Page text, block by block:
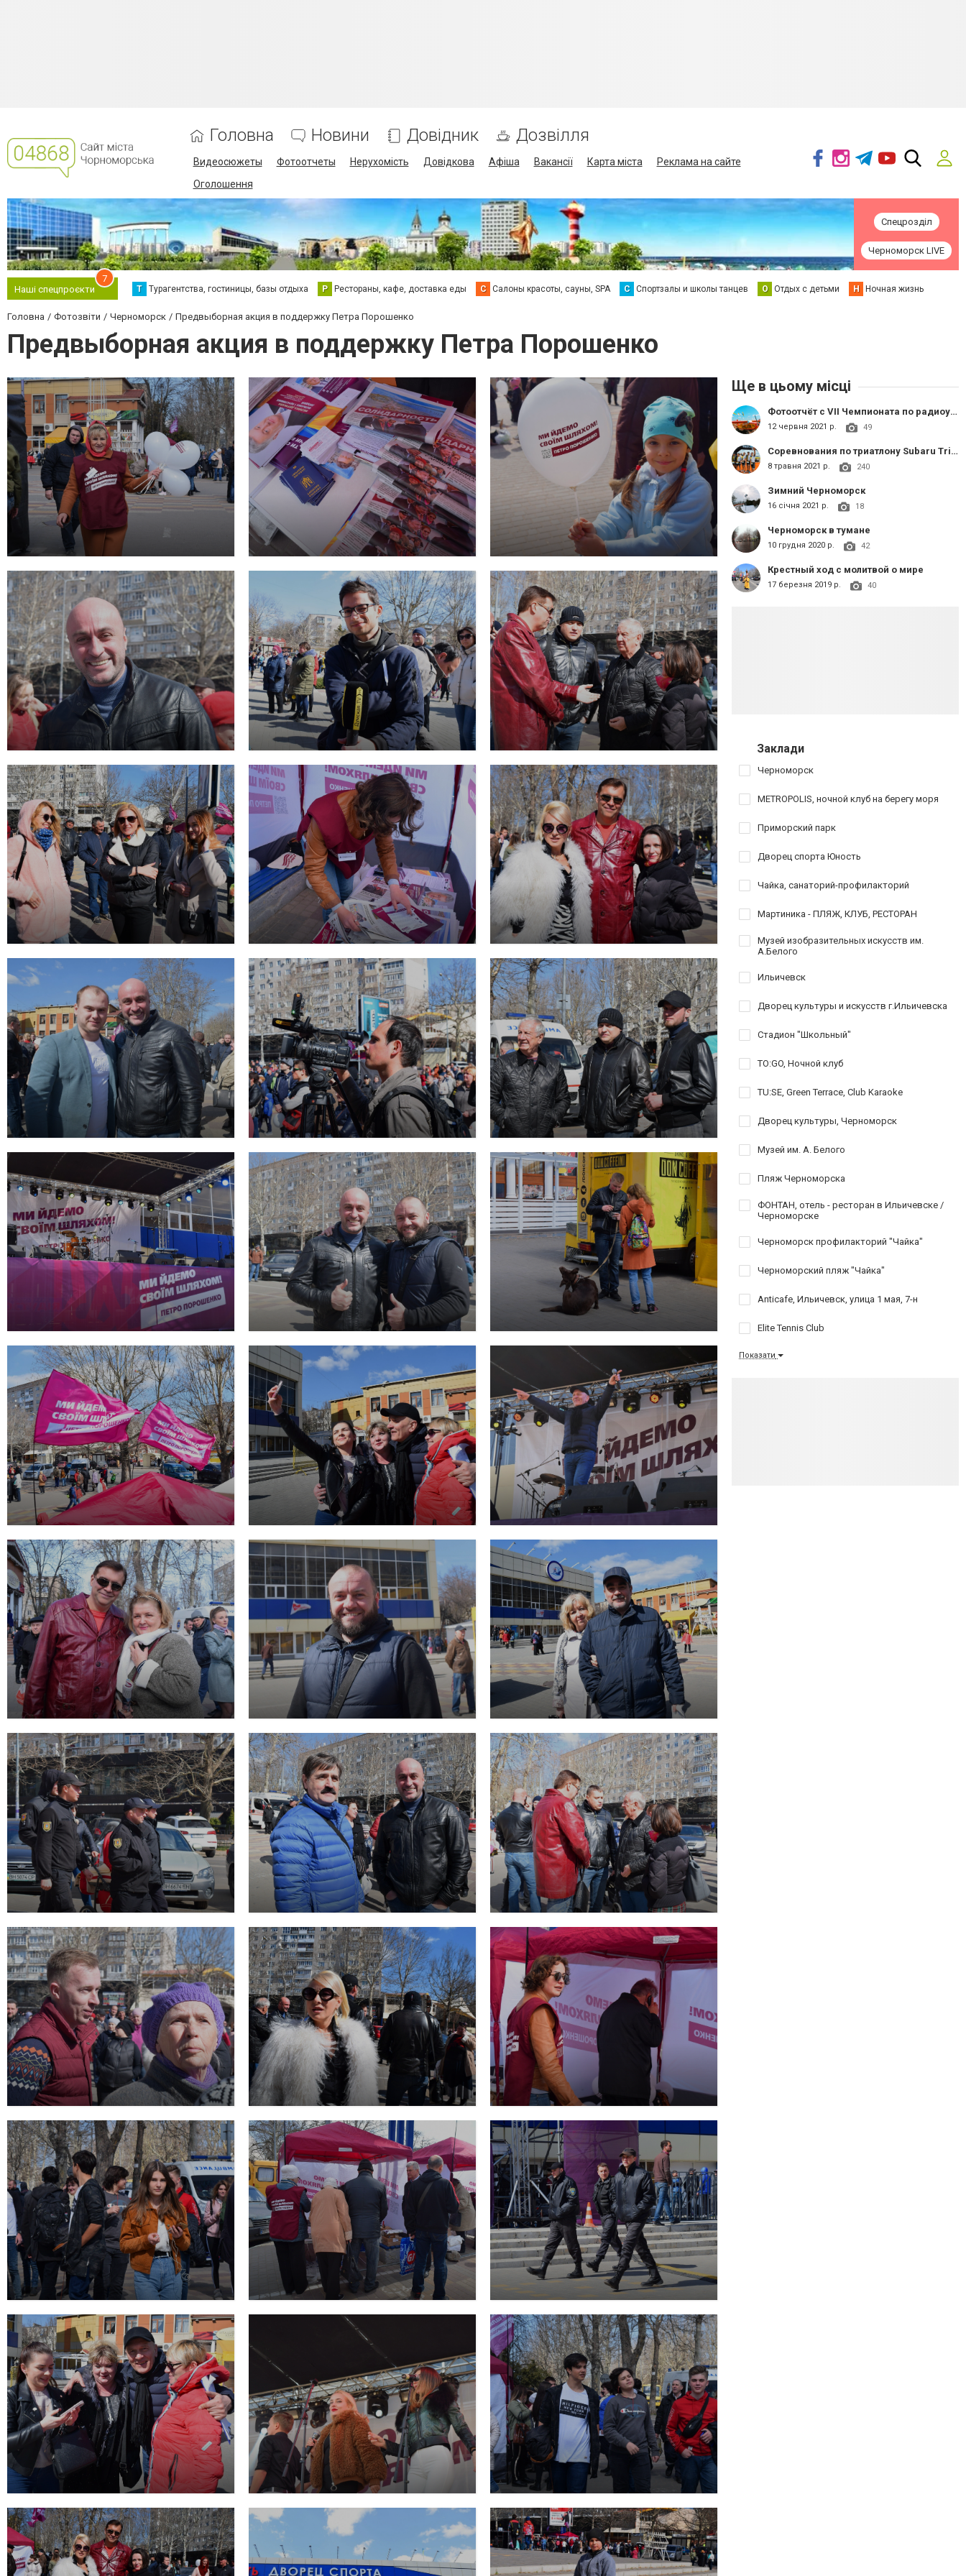
Головна Новини Довідник Дозвілля
Видеосюжеты Фотоотчеты Нерухомість Довідкова Афіша Вакансії Карта міста
Реклама на сайте
Оголошення
Спецрозділ
Черноморск LIVE
Наші спецпроєкти
7
Т Турагентства, гостиницы, базы отдыха Р Рестораны, кафе, доставка еды С Салоны красоты, сауны, SPA С Спортзалы и школы танцев О Отдых с детьми Н Ночная жизнь
Головна Фотозвіти Черноморск Предвыборная акция в поддержку Петра Порошенко
Предвыборная акция в поддержку Петра Порошенко
Ще в цьому місці
Фотоотчёт с VIІ Чемпионата по радиоуправляемым моделям воздушного боя в классе «ЕРА»
12 червня 2021 р. 49
Соревнования по триатлону Subaru Triatman Series
8 травня 2021 р. 240
Зимний Черноморск
16 січня 2021 р. 18
Черноморск в тумане
10 грудня 2020 р. 42
Крестный ход с молитвой о мире
17 березня 2019 р. 40
Заклади
Черноморск
METROPOLIS, ночной клуб на берегу моря
Приморский парк
Дворец спорта Юность
Чайка, санаторий-профилакторий
Мартиника - ПЛЯЖ, КЛУБ, РЕСТОРАН
Музей изобразительных искусств им.
А.Белого
Ильичевск
Дворец культуры и искусств г.Ильичевска
Стадион "Школьный"
TO:GO, Ночной клуб
TU:SE, Green Terrace, Club Karaoke
Дворец культуры, Черноморск
Музей им. А. Белого
Пляж Черноморска
ФОНТАН, отель - ресторан в Ильичевске /
Черноморске
Черноморск профилакторий "Чайка"
Черноморский пляж "Чайка"
Anticafe, Ильичевск, улица 1 мая, 7-н
Elite Tennis Club
Показати